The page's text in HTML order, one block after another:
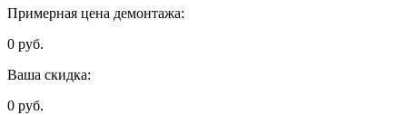
Примерная цена демонтажа:
0 руб.
Ваша скидка:
0 руб.